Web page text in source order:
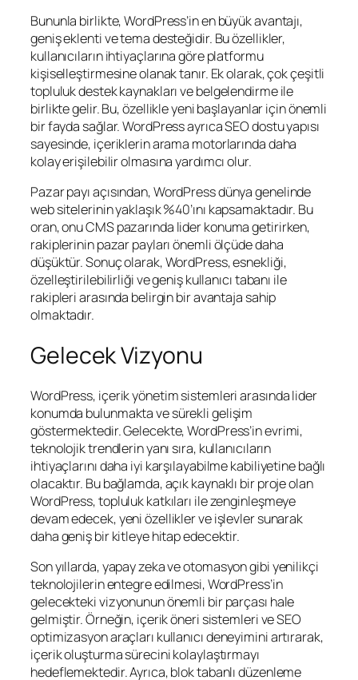
Bununla birlikte, WordPress’in en büyük avantajı,
geniş eklenti ve tema desteğidir. Bu özellikler,
kullanıcıların ihtiyaçlarına göre platformu
kişiselleştirmesine olanak tanır. Ek olarak, çok çeşitli
topluluk destek kaynakları ve belgelendirme ile
birlikte gelir. Bu, özellikle yeni başlayanlar için önemli
bir fayda sağlar. WordPress ayrıca SEO dostu yapısı
sayesinde, içeriklerin arama motorlarında daha
kolay erişilebilir olmasına yardımcı olur.
Pazar payı açısından, WordPress dünya genelinde
web sitelerinin yaklaşık %40’ını kapsamaktadır. Bu
oran, onu CMS pazarında lider konuma getirirken,
rakiplerinin pazar payları önemli ölçüde daha
düşüktür. Sonuç olarak, WordPress, esnekliği,
özelleştirilebilirliği ve geniş kullanıcı tabanı ile
rakipleri arasında belirgin bir avantaja sahip
olmaktadır.
Gelecek Vizyonu
WordPress, içerik yönetim sistemleri arasında lider
konumda bulunmakta ve sürekli gelişim
göstermektedir. Gelecekte, WordPress’in evrimi,
teknolojik trendlerin yanı sıra, kullanıcıların
ihtiyaçlarını daha iyi karşılayabilme kabiliyetine bağlı
olacaktır. Bu bağlamda, açık kaynaklı bir proje olan
WordPress, topluluk katkıları ile zenginleşmeye
devam edecek, yeni özellikler ve işlevler sunarak
daha geniş bir kitleye hitap edecektir.
Son yıllarda, yapay zeka ve otomasyon gibi yenilikçi
teknolojilerin entegre edilmesi, WordPress’in
gelecekteki vizyonunun önemli bir parçası hale
gelmiştir. Örneğin, içerik öneri sistemleri ve SEO
optimizasyon araçları kullanıcı deneyimini artırarak,
içerik oluşturma sürecini kolaylaştırmayı
hedeflemektedir. Ayrıca, blok tabanlı düzenleme